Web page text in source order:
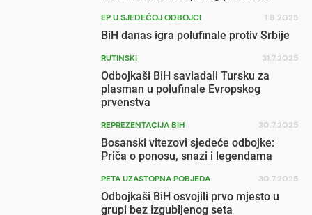
EP U SJEDEĆOJ ODBOJCI 1.8.2025
BiH danas igra polufinale protiv Srbije
RUTINSKI 31.7.2025
Odbojkaši BiH savladali Tursku za
plasman u polufinale Evropskog
prvenstva
REPREZENTACIJA BIH 30.7.2025
Bosanski vitezovi sjedeće odbojke:
Priča o ponosu, snazi i legendama
PETA UZASTOPNA POBJEDA 30.7.2025
Odbojkaši BiH osvojili prvo mjesto u
grupi bez izgubljenog seta